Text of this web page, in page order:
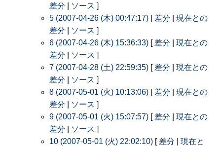
差分
ソース ]
5 (2007-04-26 (木) 00:47:17) [ 差分
現在との
差分
ソース ]
6 (2007-04-26 (木) 15:36:33) [ 差分
現在との
差分
ソース ]
7 (2007-04-28 (土) 22:59:35) [ 差分
現在との
差分
ソース ]
8 (2007-05-01 (火) 10:13:06) [ 差分
現在との
差分
ソース ]
9 (2007-05-01 (火) 15:07:57) [ 差分
現在との
差分
ソース ]
10 (2007-05-01 (火) 22:02:10) [ 差分
現在と